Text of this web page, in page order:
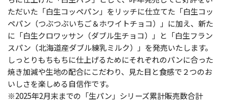
ただいた「白生コッペパン」をリッチに仕立てた「白生コッ
ペパン（つぶつぶいちご＆ホワイトチョコ）」に加え、新た
に「白生クロワッサン（ダブル生チョコ）」と「白生フラン
スパン（北海道産ダブル練乳ミルク）」を発売いたします。
しっとりもちもちに仕上げるためにそれぞれのパンに合った
焼き加減や生地の配合にこだわり、見た目と食感で２つのお
いしさを楽しめる自信作です。
※2025年2月末までの「生パン」シリーズ累計販売数合計